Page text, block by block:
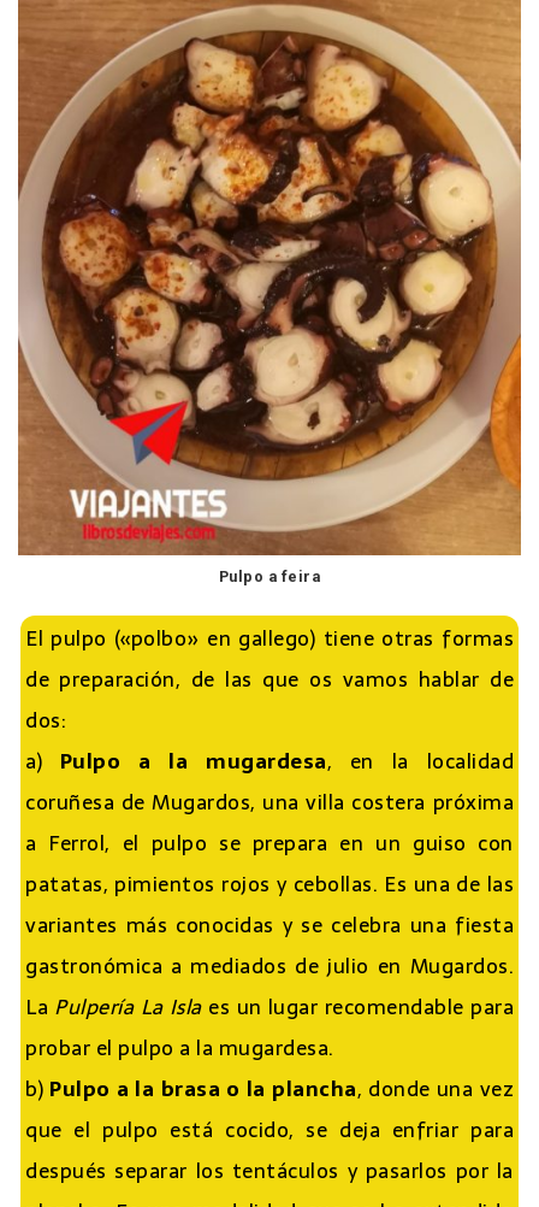
Pulpo a feira
El pulpo («polbo» en gallego) tiene otras formas
de preparación, de las que os vamos hablar de
dos:
a) Pulpo a la mugardesa, en la localidad
coruñesa de Mugardos, una villa costera próxima
a Ferrol, el pulpo se prepara en un guiso con
patatas, pimientos rojos y cebollas. Es una de las
variantes más conocidas y se celebra una fiesta
gastronómica a mediados de julio en Mugardos.
La Pulpería La Islaes un lugar recomendable para
probar el pulpo a la mugardesa.
b) Pulpo a la brasa o la plancha, donde una vez
que el pulpo está cocido, se deja enfriar para
después separar los tentáculos y pasarlos por la